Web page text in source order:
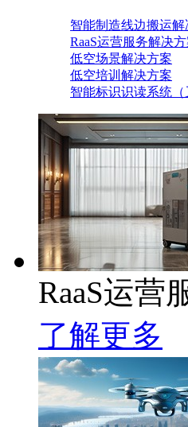
智能制造线边搬运解
RaaS运营服务解决
低空场景解决方案
低空培训解决方案
智能标识识读系统（
RaaS运营
了解更多